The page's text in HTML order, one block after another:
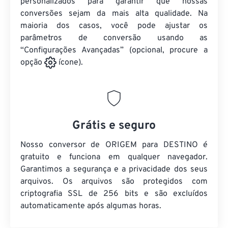
conversões sejam da mais alta qualidade. Na
maioria dos casos, você pode ajustar os
parâmetros de conversão usando as
“Configurações Avançadas” (opcional, procure a
opção
ícone).
Grátis e seguro
Nosso conversor de ORIGEM para DESTINO é
gratuito e funciona em qualquer navegador.
Garantimos a segurança e a privacidade dos seus
arquivos. Os arquivos são protegidos com
criptografia SSL de 256 bits e são excluídos
automaticamente após algumas horas.